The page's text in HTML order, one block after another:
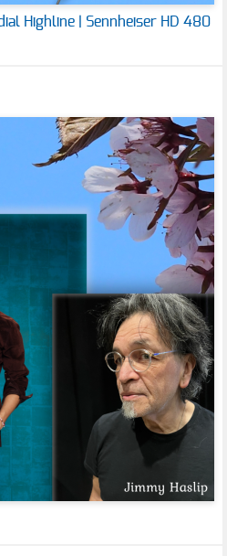
Highline | Sennheiser HD 480